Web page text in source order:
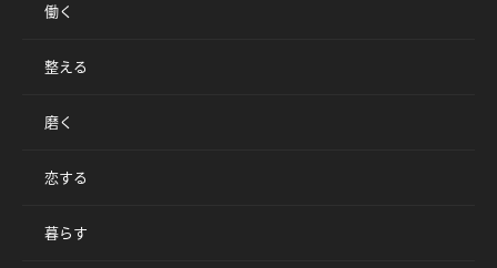
働く
整える
磨く
恋する
暮らす